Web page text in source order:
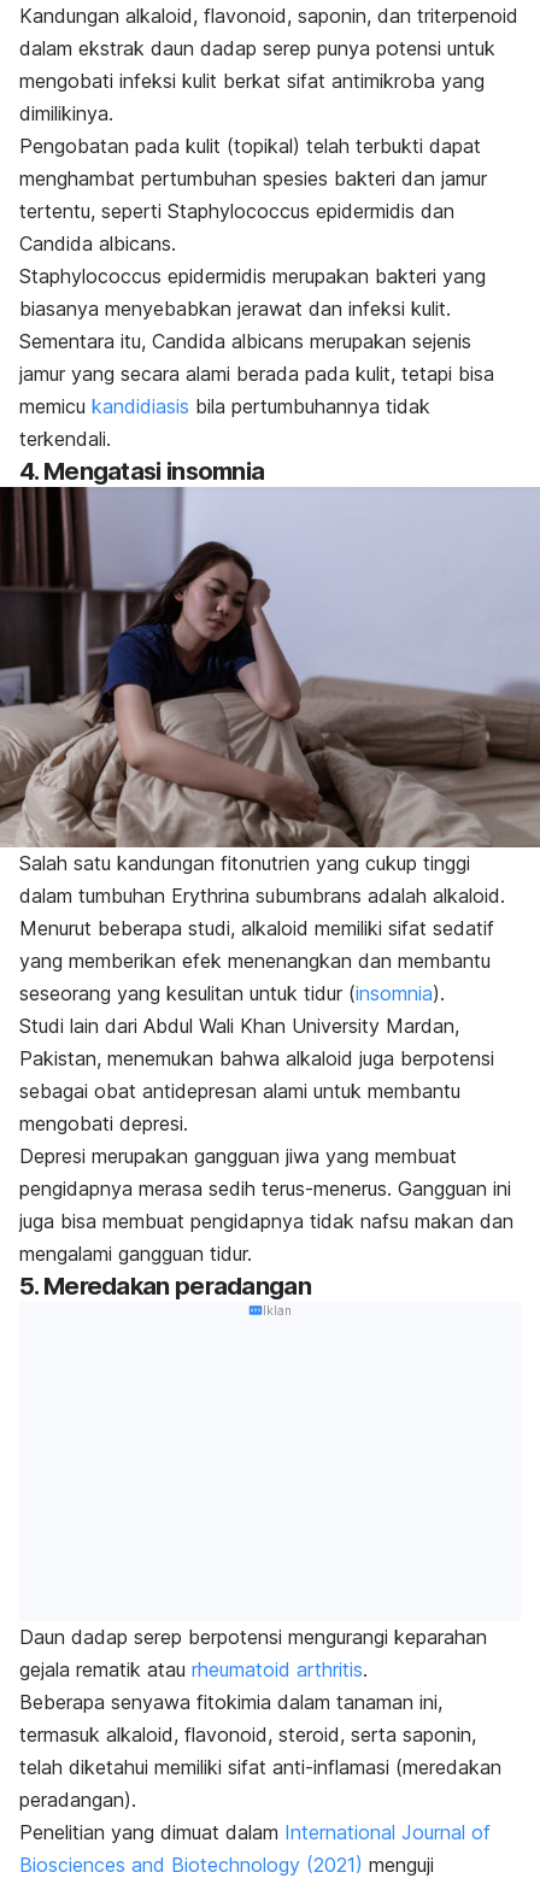
Kandungan alkaloid, flavonoid, saponin, dan triterpenoid
dalam ekstrak daun dadap serep punya potensi untuk
mengobati infeksi kulit berkat sifat antimikroba yang
dimilikinya.
Pengobatan pada kulit (topikal) telah terbukti dapat
menghambat pertumbuhan spesies bakteri dan jamur
tertentu, seperti Staphylococcus epidermidis dan
Candida albicans.
Staphylococcus epidermidis merupakan bakteri yang
biasanya menyebabkan jerawat dan infeksi kulit.
Sementara itu, Candida albicans merupakan sejenis
jamur yang secara alami berada pada kulit, tetapi bisa
memicu kandidiasis bila pertumbuhannya tidak
terkendali.
4. Mengatasi insomnia
Salah satu kandungan fitonutrien yang cukup tinggi
dalam tumbuhan Erythrina subumbrans adalah alkaloid.
Menurut beberapa studi, alkaloid memiliki sifat sedatif
yang memberikan efek menenangkan dan membantu
seseorang yang kesulitan untuk tidur (insomnia).
Studi lain dari Abdul Wali Khan University Mardan,
Pakistan, menemukan bahwa alkaloid juga berpotensi
sebagai obat antidepresan alami untuk membantu
mengobati depresi.
Depresi merupakan gangguan jiwa yang membuat
pengidapnya merasa sedih terus-menerus. Gangguan ini
juga bisa membuat pengidapnya tidak nafsu makan dan
mengalami gangguan tidur.
5. Meredakan peradangan
Iklan
Daun dadap serep berpotensi mengurangi keparahan
gejala rematik atau rheumatoid arthritis.
Beberapa senyawa fitokimia dalam tanaman ini,
termasuk alkaloid, flavonoid, steroid, serta saponin,
telah diketahui memiliki sifat anti-inflamasi (meredakan
peradangan).
Penelitian yang dimuat dalam International Journal of
Biosciences and Biotechnology (2021) menguji